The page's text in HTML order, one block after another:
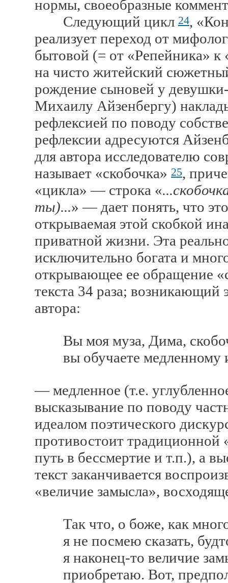
нормы, своеобразные
Следующий цикл 24,
реализует переход от
бытовой (= от «Репейника»
на чисто житейский
рождение сыновей у
Михаилу Айзенбергу)
рефлексией по поводу
рефлексии адресуются
для автора исследователю
называет «скобочка» 25,
«цикла» — строка «
ты)...» — дает понять, что
открываемая этой скобкой
приватной жизни. Эта
исключительно богата и
открывающее ее обращение
текста 34 раза; возникающий
автора:
Вы моя муза, Дима,
вы обучаете медленному
— медленное (т.е.
высказывание по поводу
идеалом поэтического
противостоит традиционной
путь в бессмертие и т.п.), а
текст заканчивается
«величие замысла»,
Так что, о боже, как много
я не посмею сказать,
я наконец-то величие
приобретаю. Вот,